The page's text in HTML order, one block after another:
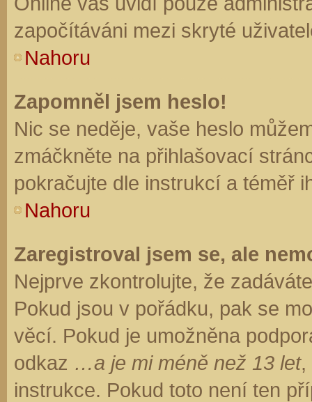
započítáváni mezi skryté
Nahoru
Zapomněl jsem heslo!
Nic se neděje, vaše heslo
zmáčkněte na přihlašovací
pokračujte dle instrukcí a téměř
Nahoru
Zaregistroval jsem se, ale
Nejprve zkontrolujte, že
Pokud jsou v pořádku, pak se
věcí. Pokud je umožněna
odkaz …a je mi méně než 13 let,
instrukce. Pokud toto není ten